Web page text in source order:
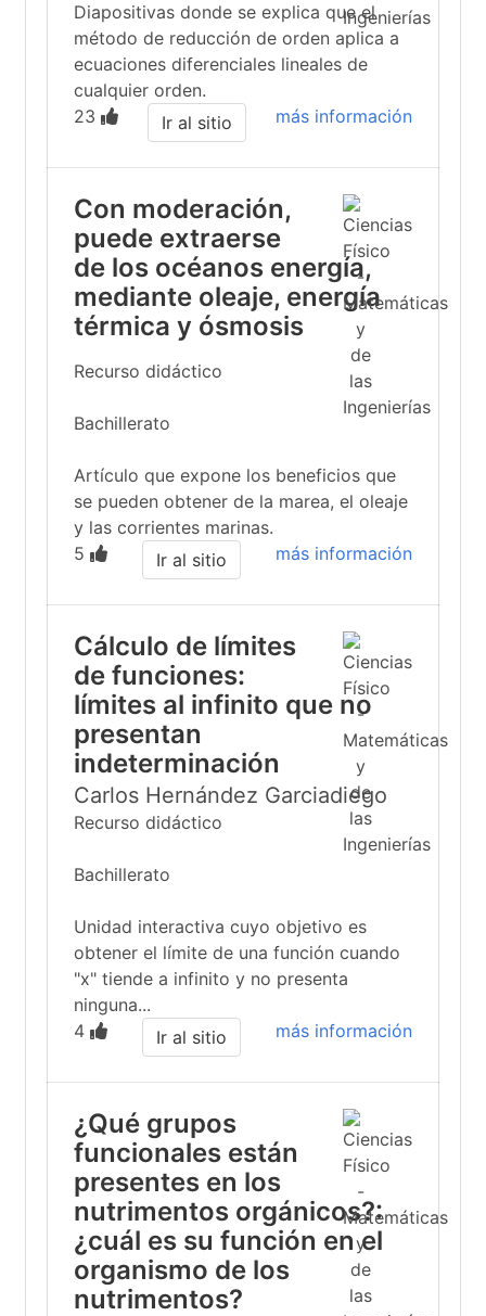
Diapositivas donde se explica que el
método de reducción de orden aplica a
ecuaciones diferenciales lineales de
cualquier orden.
23
más información
Ir al sitio
Con moderación,
puede extraerse
de los océanos energía,
mediante oleaje, energía
térmica y ósmosis
Recurso didáctico
Bachillerato
Artículo que expone los beneficios que
se pueden obtener de la marea, el oleaje
y las corrientes marinas.
5
más información
Ir al sitio
Cálculo de límites
de funciones:
límites al infinito que no
presentan
indeterminación
Carlos Hernández Garciadiego
Recurso didáctico
Bachillerato
Unidad interactiva cuyo objetivo es
obtener el límite de una función cuando
"x" tiende a infinito y no presenta
ninguna...
4
más información
Ir al sitio
¿Qué grupos
funcionales están
presentes en los
nutrimentos orgánicos?:
¿cuál es su función en el
organismo de los
nutrimentos?